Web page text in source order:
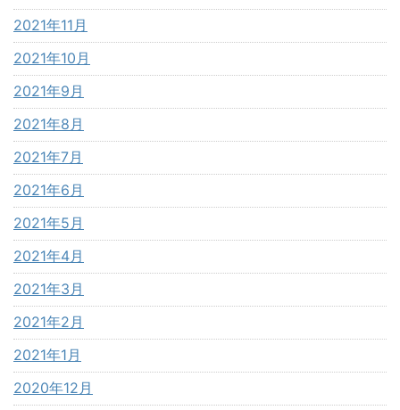
2021年11月
2021年10月
2021年9月
2021年8月
2021年7月
2021年6月
2021年5月
2021年4月
2021年3月
2021年2月
2021年1月
2020年12月